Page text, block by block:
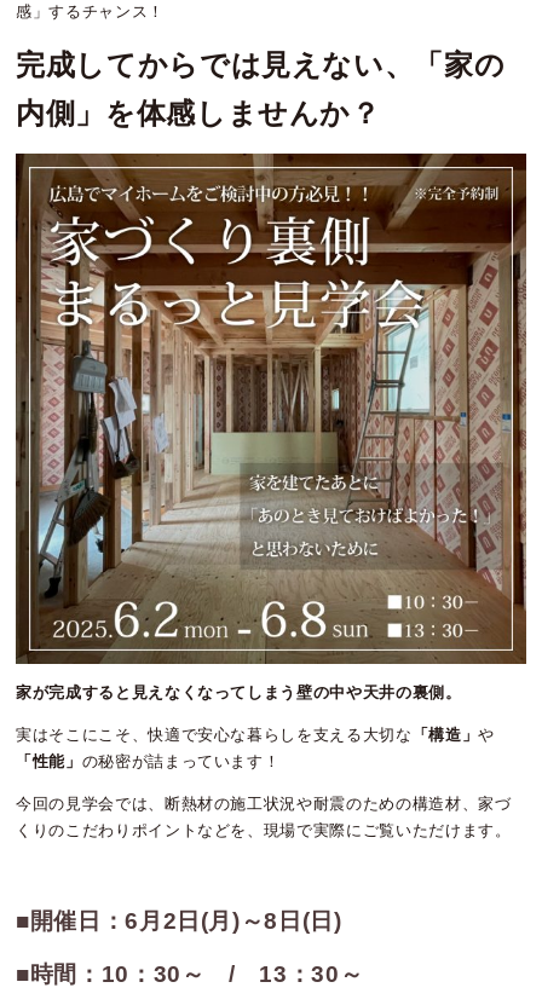
感」するチャンス！
完成してからでは見えない、「家の
内側」を体感しませんか？
家が完成すると見えなくなってしまう壁の中や天井の裏側。
実はそこにこそ、快適で安心な暮らしを支える大切な 「構造」や
「性能」 の秘密が詰まっています！
今回の見学会では、断熱材の施工状況や耐震のための構造材、家づ
くりのこだわりポイントなどを、現場で実際にご覧いただけます。
■開催日：6月2日(月)～8日(日)
■時間：10：30～ / 13：30～